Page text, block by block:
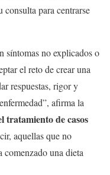
consulta para centrarse
síntomas no explicados o
el reto de crear una
respuestas, rigor y
afirma la
tratamiento de casos
aquellas que no
una dieta